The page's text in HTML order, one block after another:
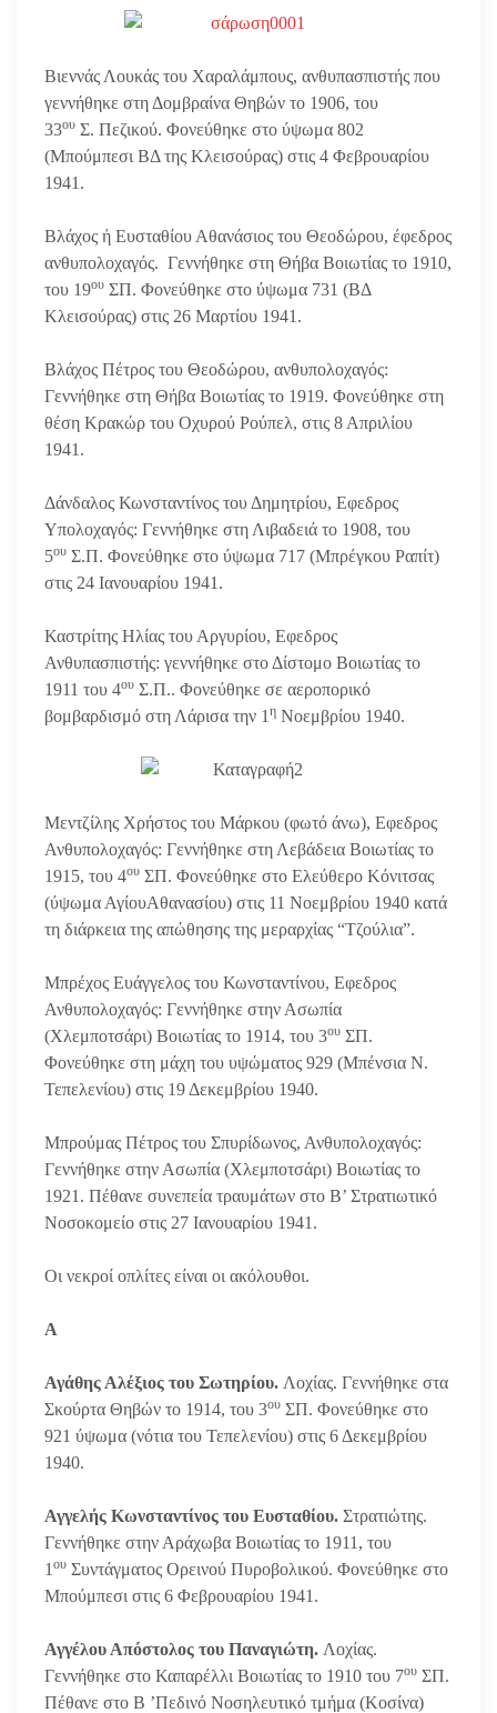
Βιεννάς Λουκάς του Χαραλάμπους, ανθυπασπιστής που
γεννήθηκε στη Δομβραίνα Θηβών το 1906, του
33ου Σ. Πεζικού. Φονεύθηκε στο ύψωμα 802
(Μπούμπεσι ΒΔ της Κλεισούρας) στις 4 Φεβρουαρίου
1941.
Βλάχος ἠ Ευσταθίου Αθανάσιος του Θεοδώρου, έφεδρος
ανθυπολοχαγός. Γεννήθηκε στη Θήβα Βοιωτίας το 1910,
του 19ου ΣΠ. Φονεύθηκε στο ύψωμα 731 (ΒΔ
Κλεισούρας) στις 26 Μαρτίου 1941.
Βλάχος Πέτρος του Θεοδώρου, ανθυπολοχαγός:
Γεννήθηκε στη Θήβα Βοιωτίας το 1919. Φονεύθηκε στη
θέση Κρακώρ του Οχυρού Ρούπελ, στις 8 Απριλίου
1941.
Δάνδαλος Κωνσταντίνος του Δημητρίου, Εφεδρος
Υπολοχαγός: Γεννήθηκε στη Λιβαδειά το 1908, του
5ου Σ.Π. Φονεύθηκε στο ύψωμα 717 (Μπρέγκου Ραπίτ)
στις 24 Ιανουαρίου 1941.
Καστρίτης Ηλίας του Αργυρίου, Εφεδρος
Ανθυπασπιστής: γεννήθηκε στο Δίστομο Βοιωτίας το
1911 του 4ου Σ.Π.. Φονεύθηκε σε αεροπορικό
βομβαρδισμό στη Λάρισα την 1 η Νοεμβρίου 1940.
Μεντζίλης Χρήστος του Μάρκου (φωτό άνω), Εφεδρος
Ανθυπολοχαγός: Γεννήθηκε στη Λεβάδεια Βοιωτίας το
1915, του 4ου ΣΠ. Φονεύθηκε στο Ελεύθερο Κόνιτσας
(ύψωμα ΑγίουΑθανασίου) στις 11 Νοεμβρίου 1940 κατά
τη διάρκεια της απώθησης της μεραρχίας “Τζούλια”.
Μπρέχος Ευάγγελος του Κωνσταντίνου, Εφεδρος
Ανθυπολοχαγός: Γεννήθηκε στην Ασωπία
(Χλεμποτσάρι) Βοιωτίας το 1914, του 3ου ΣΠ.
Φονεύθηκε στη μάχη του υψώματος 929 (Μπένσια Ν.
Τεπελενίου) στις 19 Δεκεμβρίου 1940.
Μπρούμας Πέτρος του Σπυρίδωνος, Ανθυπολοχαγός:
Γεννήθηκε στην Ασωπία (Χλεμποτσάρι) Βοιωτίας το
1921. Πέθανε συνεπεία τραυμάτων στο Β’ Στρατιωτικό
Νοσοκομείο στις 27 Ιανουαρίου 1941.
Οι νεκροί οπλίτες είναι οι ακόλουθοι.
Α
Αγάθης Αλέξιος του Σωτηρίου. Λοχίας. Γεννήθηκε στα
Σκούρτα Θηβών το 1914, του 3ου ΣΠ. Φονεύθηκε στο
921 ύψωμα (νότια του Τεπελενίου) στις 6 Δεκεμβρίου
1940.
Αγγελής Κωνσταντίνος του Ευσταθίου. Στρατιώτης.
Γεννήθηκε στην Αράχωβα Βοιωτίας το 1911, του
1 ου Συντάγματος Ορεινού Πυροβολικού. Φονεύθηκε στο
Μπούμπεσι στις 6 Φεβρουαρίου 1941.
Αγγέλου Απόστολος του Παναγιώτη. Λοχίας.
Γεννήθηκε στο Καπαρέλλι Βοιωτίας το 1910 του 7ου ΣΠ.
Πέθανε στο Β ’Πεδινό Νοσηλευτικό τμήμα (Κοσίνα)